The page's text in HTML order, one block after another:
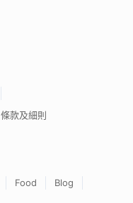
條款及細則
Food
Blog